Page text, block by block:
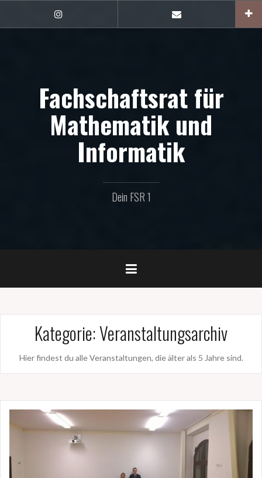
springen
FSR1
auf
E-
Mail
Fachschaftsrat für
Mathematik und
Informatik
Dein FSR 1
Kategorie:Veranstaltungsarchiv
Hier findest du alle Veranstaltungen, die älter als 5 Jahre sind.